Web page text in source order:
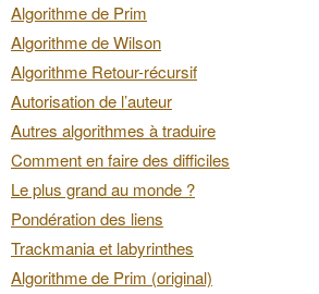
Algorithme de Prim
Algorithme de Wilson
Algorithme Retour-récursif
Autorisation de l’auteur
Autres algorithmes à traduire
Comment en faire des difficiles
Le plus grand au monde ?
Pondération des liens
Trackmania et labyrinthes
Algorithme de Prim (original)